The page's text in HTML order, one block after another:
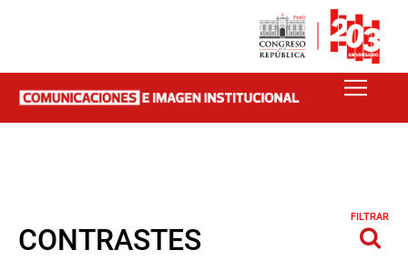
CONTRASTES
FILTRAR